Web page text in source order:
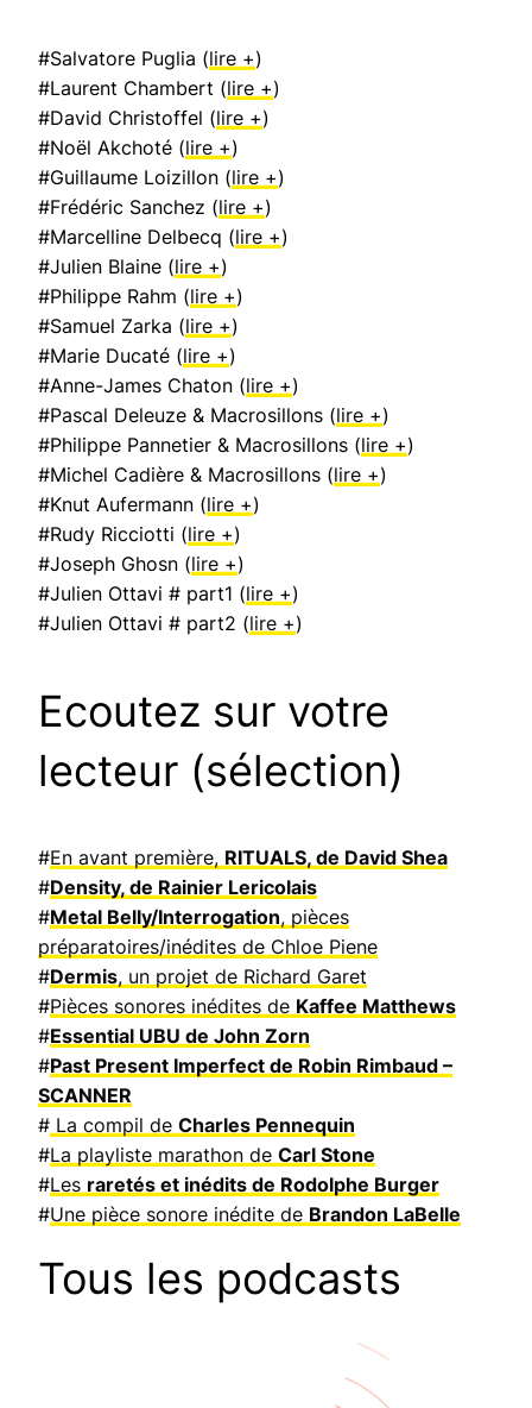
#Salvatore Puglia (lire +)
#Laurent Chambert (lire +)
#David Christoffel (lire +)
#Noël Akchoté (lire +)
#Guillaume Loizillon (lire +)
#Frédéric Sanchez (lire +)
#Marcelline Delbecq (lire +)
#Julien Blaine (lire +)
#Philippe Rahm (lire +)
#Samuel Zarka (lire +)
#Marie Ducaté (lire +)
#Anne-James Chaton (lire +)
#Pascal Deleuze & Macrosillons (lire +)
#Philippe Pannetier & Macrosillons (lire +)
#Michel Cadière & Macrosillons (lire +)
#Knut Aufermann (lire +)
#Rudy Ricciotti (lire +)
#Joseph Ghosn (lire +)
#Julien Ottavi # part1 (lire +)
#Julien Ottavi # part2 (lire +)
Ecoutez sur votre
lecteur (sélection)
#En avant première, RITUALS, de David Shea
#Density, de Rainier Lericolais
#Metal Belly/Interrogation, pièces
préparatoires/inédites de Chloe Piene
#Dermis, un projet de Richard Garet
#Pièces sonores inédites de Kaffee Matthews
#Essential UBU de John Zorn
#Past Present Imperfect de Robin Rimbaud –
SCANNER
# La compil de Charles Pennequin
#La playliste marathon de Carl Stone
#Les raretés et inédits de Rodolphe Burger
#Une pièce sonore inédite de Brandon LaBelle
Tous les podcasts